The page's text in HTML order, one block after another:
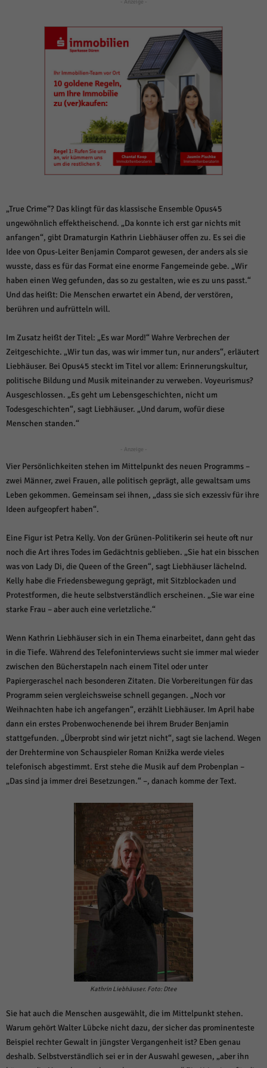
- Anzeige -
„True Crime“? Das klingt für das klassische Ensemble Opus45
ungewöhnlich effektheischend. „Da konnte ich erst gar nichts mit
anfangen“, gibt Dramaturgin Kathrin Liebhäuser offen zu. Es sei die
Idee von Opus-Leiter Benjamin Comparot gewesen, der anders als sie
wusste, dass es für das Format eine enorme Fangemeinde gebe. „Wir
haben einen Weg gefunden, das so zu gestalten, wie es zu uns passt.“
Und das heißt: Die Menschen erwartet ein Abend, der verstören,
berühren und aufrütteln will.
Im Zusatz heißt der Titel: „Es war Mord!“ Wahre Verbrechen der
Zeitgeschichte. „Wir tun das, was wir immer tun, nur anders“, erläutert
Liebhäuser. Bei Opus45 steckt im Titel vor allem: Erinnerungskultur,
politische Bildung und Musik miteinander zu verweben. Voyeurismus?
Ausgeschlossen. „Es geht um Lebensgeschichten, nicht um
Todesgeschichten“, sagt Liebhäuser. „Und darum, wofür diese
Menschen standen.“
- Anzeige -
Vier Persönlichkeiten stehen im Mittelpunkt des neuen Programms –
zwei Männer, zwei Frauen, alle politisch geprägt, alle gewaltsam ums
Leben gekommen. Gemeinsam sei ihnen, „dass sie sich exzessiv für ihre
Ideen aufgeopfert haben“.
Eine Figur ist Petra Kelly. Von der Grünen-Politikerin sei heute oft nur
noch die Art ihres Todes im Gedächtnis geblieben. „Sie hat ein bisschen
was von Lady Di, die Queen of the Green“, sagt Liebhäuser lächelnd.
Kelly habe die Friedensbewegung geprägt, mit Sitzblockaden und
Protestformen, die heute selbstverständlich erscheinen. „Sie war eine
starke Frau – aber auch eine verletzliche.“
Wenn Kathrin Liebhäuser sich in ein Thema einarbeitet, dann geht das
in die Tiefe. Während des Telefoninterviews sucht sie immer mal wieder
zwischen den Bücherstapeln nach einem Titel oder unter
Papiergeraschel nach besonderen Zitaten. Die Vorbereitungen für das
Programm seien vergleichsweise schnell gegangen. „Noch vor
Weihnachten habe ich angefangen“, erzählt Liebhäuser. Im April habe
dann ein erstes Probenwochenende bei ihrem Bruder Benjamin
stattgefunden. „Überprobt sind wir jetzt nicht“, sagt sie lachend. Wegen
der Drehtermine von Schauspieler Roman Knižka werde vieles
telefonisch abgestimmt. Erst stehe die Musik auf dem Probenplan –
„Das sind ja immer drei Besetzungen.“ –, danach komme der Text.
Kathrin Liebhäuser. Foto: Dtee
Sie hat auch die Menschen ausgewählt, die im Mittelpunkt stehen.
Warum gehört Walter Lübcke nicht dazu, der sicher das prominenteste
Beispiel rechter Gewalt in jüngster Vergangenheit ist? Eben genau
deshalb. Selbstverständlich sei er in der Auswahl gewesen, „aber ihn
Alle akzeptieren Speichern und weiter
Zurück
Datenschutzeinstellungen
Essenziell (1)
Essenzielle Cookies ermöglichen grundlegende Funktionen und sind für die
einwandfreie Funktion der Website erforderlich.
Cookie-Informationen anzeigen
Statistiken (1)
Statistik Cookies erfassen Informationen anonym. Diese Informationen helfen
Marketing (1)
Marketing-Cookies werden von Drittanbietern oder Publishern verwendet,
um personalisierte Werbung anzuzeigen. Sie tun dies, indem sie Besucher
über Websites hinweg verfolgen.
Cookie-Informationen anzeigen
Externe Medien (6)
standardmäßig blockiert. Wenn Cookies von externen Medien akzeptiert
werden, bedarf der Zugriff auf diese Inhalte keiner manuellen Einwilligung
Cookie-Informationen anzeigen
powered by Borlabs Cookie Datenschutzerklärung